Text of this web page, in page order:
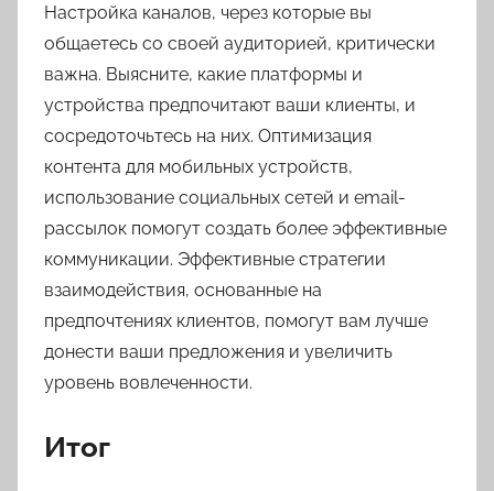
Настройка каналов, через которые вы
общаетесь со своей аудиторией, критически
важна. Выясните, какие платформы и
устройства предпочитают ваши клиенты, и
сосредоточьтесь на них. Оптимизация
контента для мобильных устройств,
использование социальных сетей и email-
рассылок помогут создать более эффективные
коммуникации. Эффективные стратегии
взаимодействия, основанные на
предпочтениях клиентов, помогут вам лучше
донести ваши предложения и увеличить
уровень вовлеченности.
Итог